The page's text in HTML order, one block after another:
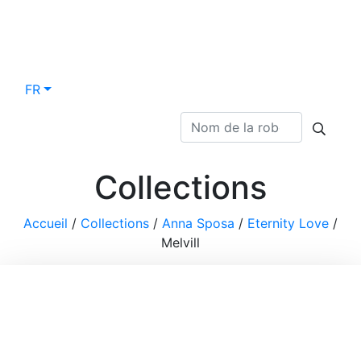
FR
Collections
Accueil / Collections / Anna Sposa / Eternity Love /
Melvill